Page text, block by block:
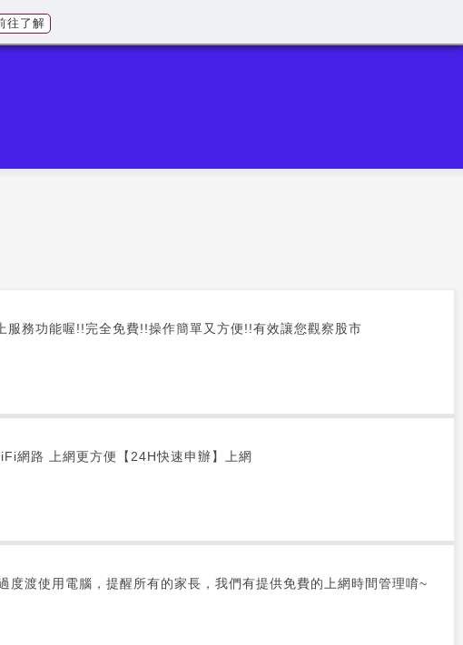
務功能喔!!完全免費!!操作簡單又方便!!有效讓您觀察股市
網路 上網更方便【24H快速申辦】上網
度渡使用電腦，提醒所有的家長，我們有提供免費的上網時間管理唷~
往了解